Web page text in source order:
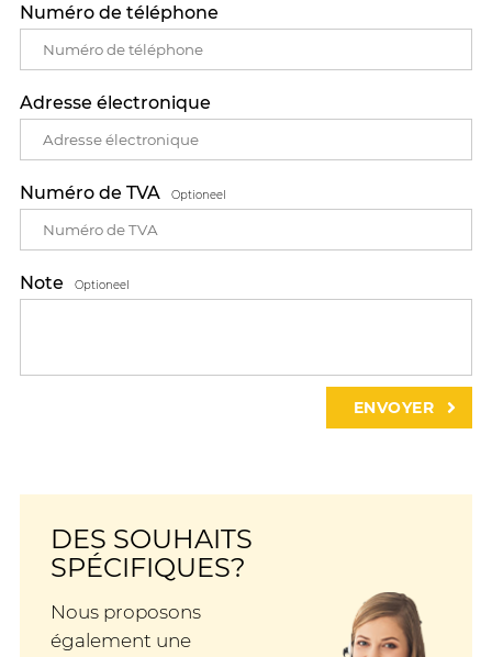
Numéro de téléphone
Adresse électronique
Numéro de TVA Optioneel
Note Optioneel
DES SOUHAITS
SPÉCIFIQUES?
Nous proposons
également une